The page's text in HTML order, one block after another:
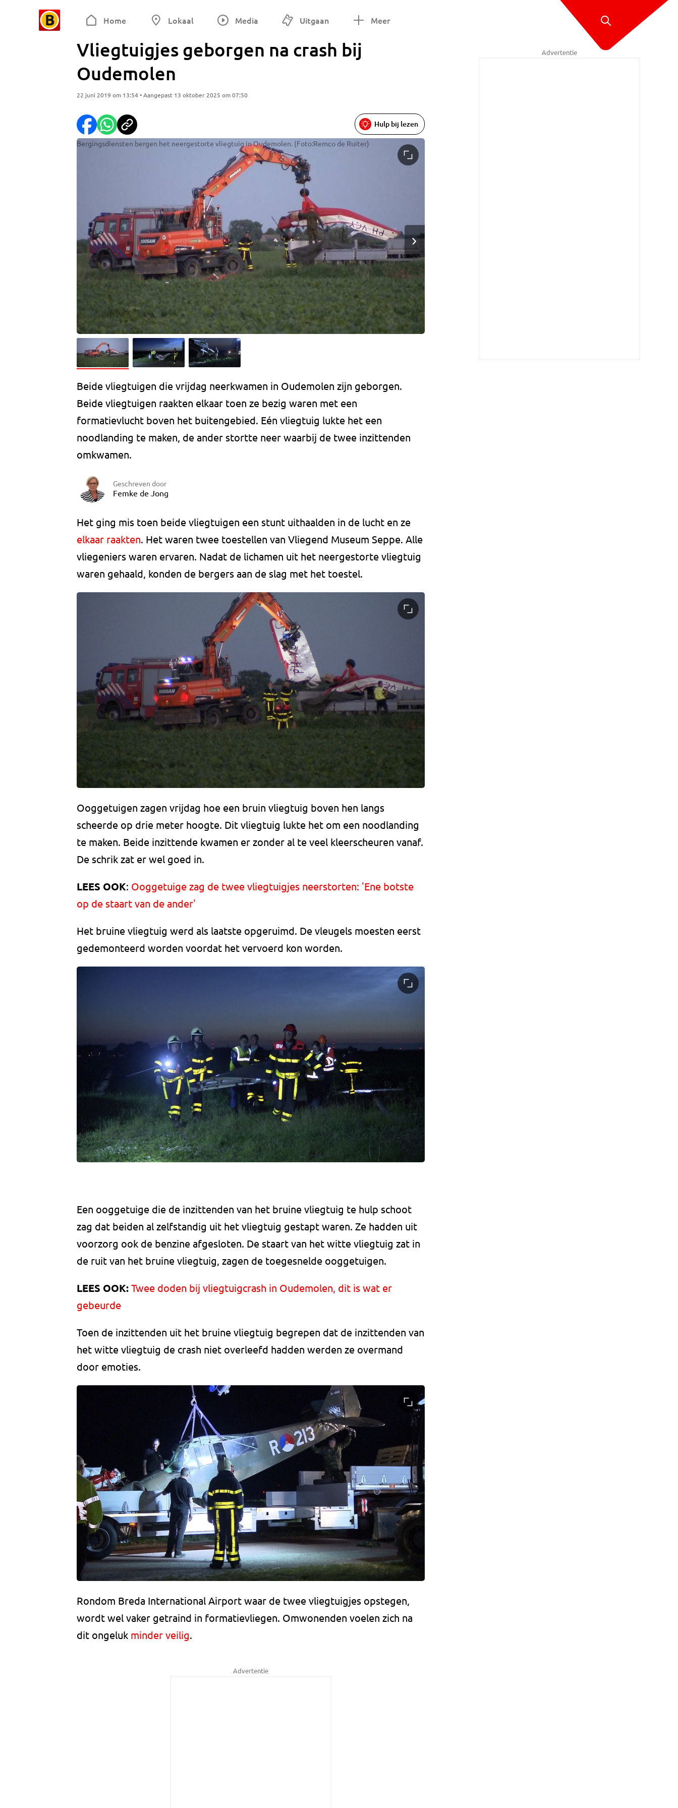
Home Lokaal Media Uitgaan Meer
Vliegtuigjes geborgen na crash bij
Oudemolen
22 juni 2019 om 13:54 • Aangepast 13 oktober 2025 om 07:50
Bergingsdiensten bergen het neergestorte vliegtuig in Oudemolen. (Foto:Remco de Ruiter)
Hulp bij lezen
Beide vliegtuigen die vrijdag neerkwamen in Oudemolen zijn geborgen.
Beide vliegtuigen raakten elkaar toen ze bezig waren met een
formatievlucht boven het buitengebied. Eén vliegtuig lukte het een
noodlanding te maken, de ander stortte neer waarbij de twee inzittenden
omkwamen.
Geschreven door
Femke de Jong
Het ging mis toen beide vliegtuigen een stunt uithaalden in de lucht en ze
elkaar raakten. Het waren twee toestellen van Vliegend Museum Seppe. Alle
vliegeniers waren ervaren. Nadat de lichamen uit het neergestorte vliegtuig
waren gehaald, konden de bergers aan de slag met het toestel.
Ooggetuigen zagen vrijdag hoe een bruin vliegtuig boven hen langs
scheerde op drie meter hoogte. Dit vliegtuig lukte het om een noodlanding
te maken. Beide inzittende kwamen er zonder al te veel kleerscheuren vanaf.
De schrik zat er wel goed in.
LEES OOK: Ooggetuige zag de twee vliegtuigjes neerstorten: 'Ene botste
op de staart van de ander'
Het bruine vliegtuig werd als laatste opgeruimd. De vleugels moesten eerst
gedemonteerd worden voordat het vervoerd kon worden.
Een ooggetuige die de inzittenden van het bruine vliegtuig te hulp schoot
zag dat beiden al zelfstandig uit het vliegtuig gestapt waren. Ze hadden uit
voorzorg ook de benzine afgesloten. De staart van het witte vliegtuig zat in
de ruit van het bruine vliegtuig, zagen de toegesnelde ooggetuigen.
LEES OOK: Twee doden bij vliegtuigcrash in Oudemolen, dit is wat er
gebeurde
Toen de inzittenden uit het bruine vliegtuig begrepen dat de inzittenden van
het witte vliegtuig de crash niet overleefd hadden werden ze overmand
door emoties.
Rondom Breda International Airport waar de twee vliegtuigjes opstegen,
wordt wel vaker getraind in formatievliegen. Omwonenden voelen zich na
dit ongeluk minder veilig.
Advertentie
Advertentie